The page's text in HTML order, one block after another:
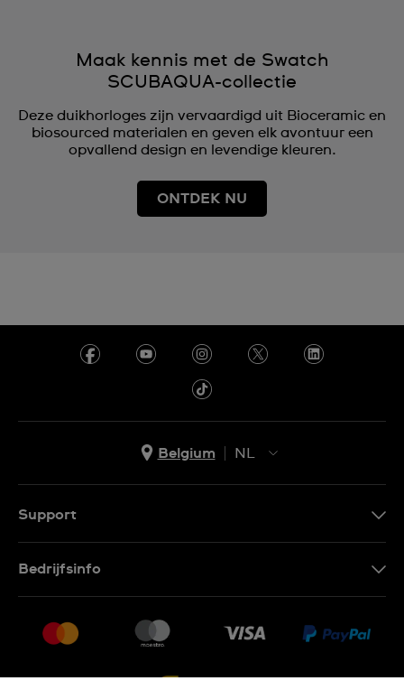
Maak kennis met de Swatch
SCUBAQUA-collectie
Deze duikhorloges zijn vervaardigd uit Bioceramic en
biosourced materialen en geven elk avontuur een
opvallend design en levendige kleuren.
ONTDEK NU
Belgium
NL
Support
Retournering
Verkoopvoorwaarden
Bedrijfsinfo
Vacatures